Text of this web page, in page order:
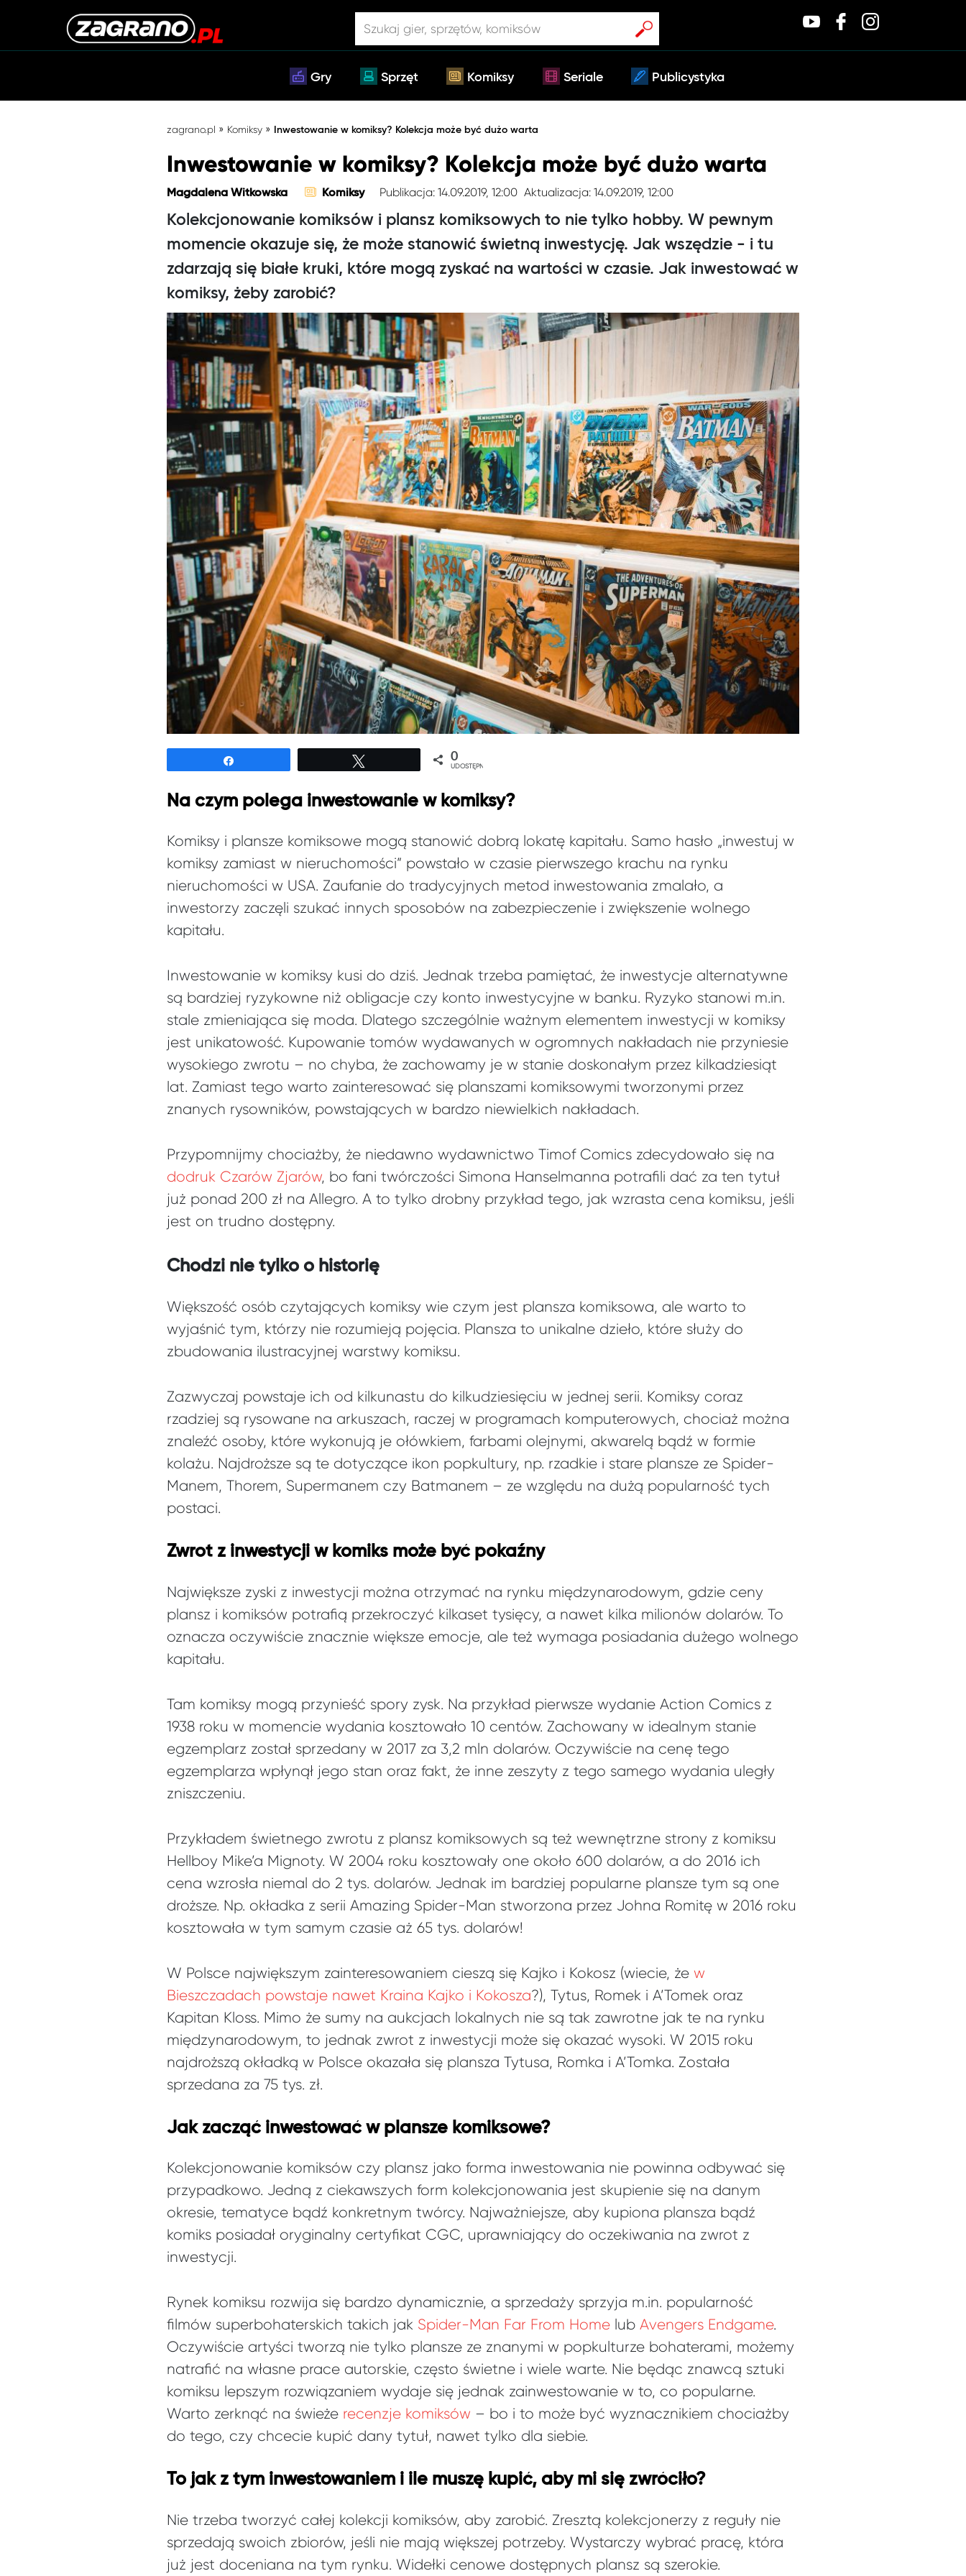
Gry Sprzęt Komiksy Seriale Publicystyka
zagrano.pl » Komiksy » Inwestowanie w komiksy? Kolekcja może być dużo warta
Inwestowanie w komiksy? Kolekcja może być dużo warta
Magdalena Witkowska Komiksy Publikacja: 14.09.2019, 12:00 Aktualizacja: 14.09.2019, 12:00
Kolekcjonowanie komiksów i plansz komiksowych to nie tylko hobby. W pewnym
momencie okazuje się, że może stanowić świetną inwestycję. Jak wszędzie - i tu
zdarzają się białe kruki, które mogą zyskać na wartości w czasie. Jak inwestować w
komiksy, żeby zarobić?
0
UDOSTĘPNIEŃ
Na czym polega inwestowanie w komiksy?
Komiksy i plansze komiksowe mogą stanowić dobrą lokatę kapitału. Samo hasło „inwestuj w
komiksy zamiast w nieruchomości” powstało w czasie pierwszego krachu na rynku
nieruchomości w USA. Zaufanie do tradycyjnych metod inwestowania zmalało, a
inwestorzy zaczęli szukać innych sposobów na zabezpieczenie i zwiększenie wolnego
kapitału.
Inwestowanie w komiksy kusi do dziś. Jednak trzeba pamiętać, że inwestycje alternatywne
są bardziej ryzykowne niż obligacje czy konto inwestycyjne w banku. Ryzyko stanowi m.in.
stale zmieniająca się moda. Dlatego szczególnie ważnym elementem inwestycji w komiksy
jest unikatowość. Kupowanie tomów wydawanych w ogromnych nakładach nie przyniesie
wysokiego zwrotu – no chyba, że zachowamy je w stanie doskonałym przez kilkadziesiąt
lat. Zamiast tego warto zainteresować się planszami komiksowymi tworzonymi przez
znanych rysowników, powstających w bardzo niewielkich nakładach.
Przypomnijmy chociażby, że niedawno wydawnictwo Timof Comics zdecydowało się na
dodruk Czarów Zjarów, bo fani twórczości Simona Hanselmanna potrafili dać za ten tytuł
już ponad 200 zł na Allegro. A to tylko drobny przykład tego, jak wzrasta cena komiksu, jeśli
jest on trudno dostępny.
Chodzi nie tylko o historię
Większość osób czytających komiksy wie czym jest plansza komiksowa, ale warto to
wyjaśnić tym, którzy nie rozumieją pojęcia. Plansza to unikalne dzieło, które służy do
zbudowania ilustracyjnej warstwy komiksu.
Zazwyczaj powstaje ich od kilkunastu do kilkudziesięciu w jednej serii. Komiksy coraz
rzadziej są rysowane na arkuszach, raczej w programach komputerowych, chociaż można
znaleźć osoby, które wykonują je ołówkiem, farbami olejnymi, akwarelą bądź w formie
kolażu. Najdroższe są te dotyczące ikon popkultury, np. rzadkie i stare plansze ze Spider-
Manem, Thorem, Supermanem czy Batmanem – ze względu na dużą popularność tych
postaci.
Zwrot z inwestycji w komiks może być pokaźny
Największe zyski z inwestycji można otrzymać na rynku międzynarodowym, gdzie ceny
plansz i komiksów potrafią przekroczyć kilkaset tysięcy, a nawet kilka milionów dolarów. To
oznacza oczywiście znacznie większe emocje, ale też wymaga posiadania dużego wolnego
kapitału.
Tam komiksy mogą przynieść spory zysk. Na przykład pierwsze wydanie Action Comics z
1938 roku w momencie wydania kosztowało 10 centów. Zachowany w idealnym stanie
egzemplarz został sprzedany w 2017 za 3,2 mln dolarów. Oczywiście na cenę tego
egzemplarza wpłynął jego stan oraz fakt, że inne zeszyty z tego samego wydania uległy
zniszczeniu.
Przykładem świetnego zwrotu z plansz komiksowych są też wewnętrzne strony z komiksu
Hellboy Mike’a Mignoty. W 2004 roku kosztowały one około 600 dolarów, a do 2016 ich
cena wzrosła niemal do 2 tys. dolarów. Jednak im bardziej popularne plansze tym są one
droższe. Np. okładka z serii Amazing Spider-Man stworzona przez Johna Romitę w 2016 roku
kosztowała w tym samym czasie aż 65 tys. dolarów!
W Polsce największym zainteresowaniem cieszą się Kajko i Kokosz (wiecie, że w
Bieszczadach powstaje nawet Kraina Kajko i Kokosza?), Tytus, Romek i A’Tomek oraz
Kapitan Kloss. Mimo że sumy na aukcjach lokalnych nie są tak zawrotne jak te na rynku
międzynarodowym, to jednak zwrot z inwestycji może się okazać wysoki. W 2015 roku
najdroższą okładką w Polsce okazała się plansza Tytusa, Romka i A’Tomka. Została
sprzedana za 75 tys. zł.
Jak zacząć inwestować w plansze komiksowe?
Kolekcjonowanie komiksów czy plansz jako forma inwestowania nie powinna odbywać się
przypadkowo. Jedną z ciekawszych form kolekcjonowania jest skupienie się na danym
okresie, tematyce bądź konkretnym twórcy. Najważniejsze, aby kupiona plansza bądź
komiks posiadał oryginalny certyfikat CGC, uprawniający do oczekiwania na zwrot z
inwestycji.
Rynek komiksu rozwija się bardzo dynamicznie, a sprzedaży sprzyja m.in. popularność
filmów superbohaterskich takich jak Spider-Man Far From Home lub Avengers Endgame.
Oczywiście artyści tworzą nie tylko plansze ze znanymi w popkulturze bohaterami, możemy
natrafić na własne prace autorskie, często świetne i wiele warte. Nie będąc znawcą sztuki
komiksu lepszym rozwiązaniem wydaje się jednak zainwestowanie w to, co popularne.
Warto zerknąć na świeże recenzje komiksów – bo i to może być wyznacznikiem chociażby
do tego, czy chcecie kupić dany tytuł, nawet tylko dla siebie.
To jak z tym inwestowaniem i ile muszę kupić, aby mi się zwróciło?
Nie trzeba tworzyć całej kolekcji komiksów, aby zarobić. Zresztą kolekcjonerzy z reguły nie
sprzedają swoich zbiorów, jeśli nie mają większej potrzeby. Wystarczy wybrać pracę, która
już jest doceniana na tym rynku. Widełki cenowe dostępnych plansz są szerokie.